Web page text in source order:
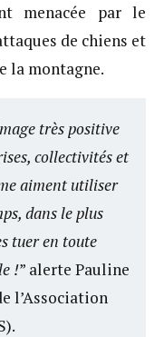
menacée par le
de chiens et
la montagne.
très positive
collectivités et
aiment utiliser
dans le plus
tuer en toute
!” alerte Pauline
l’Association